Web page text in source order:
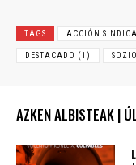
TAGS ACCIÓN
DESTACADO (1)
AZKEN ALBISTEAK |